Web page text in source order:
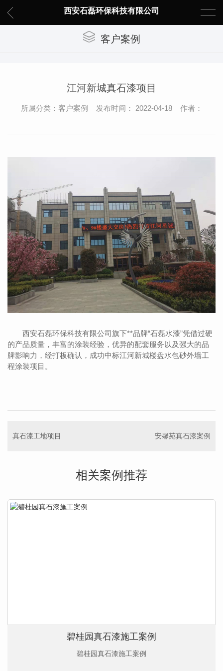
西安石磊环保科技有限公司
客户案例
江河新城真石漆项目
所属分类：客户案例 发布时间： 2022-04-18 作者：
西安石磊环保科技有限公司旗下**品牌“石磊水漆”凭借过硬
的产品质量，丰富的涂装经验，优异的配套服务以及强大的品
牌影响力，经打板确认，成功中标江河新城楼盘水包砂外墙工
程涂装项目。
真石漆工地项目 安馨苑真石漆案例
相关案例推荐
碧桂园真石漆施工案例​
碧桂园真石漆施工案例​